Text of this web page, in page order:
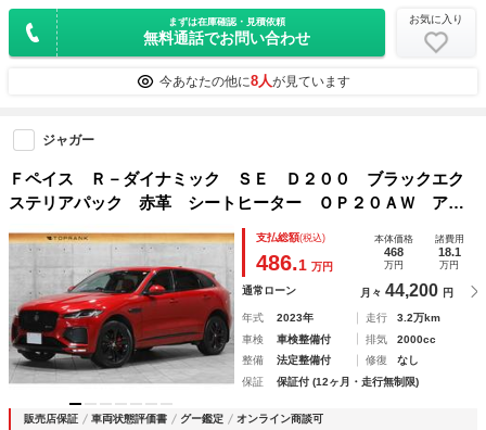
まずは在庫確認・見積依頼
無料通話でお問い合わせ
お気に入り
今あなたの他に8人が見ています
ジャガー
Ｆペイス Ｒ－ダイナミック ＳＥ Ｄ２００ ブラックエク
ステリアパック 赤革 シートヒーター ＯＰ２０ＡＷ アダ
プティブダイナミクス ヘッドアップディスプレイ ＭＥＲＩ
ＤＩＡＮサウンド ３Ｄサラウンドカメラ アダプティブクル
ーズ 車検整備付
支払総額(税込)
486.1 万円
本体価格
468
万円
諸費用
18.1
万円
通常ローン 月々 44,200 円
年式 2023年 走行
3.2万km
車検
車検整備付 排気
2000cc
整備
法定整備付 修復
なし
保証
保証付 (12ヶ月・走行無制限)
販売店保証 車両状態評価書 グー鑑定 オンライン商談可